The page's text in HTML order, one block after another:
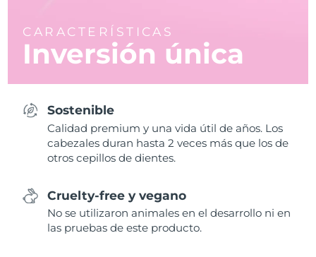
CARACTERÍSTICAS
Inversión única
Sostenible
Calidad premium y una vida útil de años. Los
cabezales duran hasta 2 veces más que los de
otros cepillos de dientes.
Cruelty-free y vegano
No se utilizaron animales en el desarrollo ni en
las pruebas de este producto.